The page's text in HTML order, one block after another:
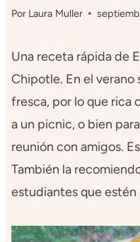
Por Laura Muller
Una receta rápida de
Chipotle. En el verano
fresca, por lo que rica
a un picnic, o bien
reunión con amigos.
También la
estudiantes que